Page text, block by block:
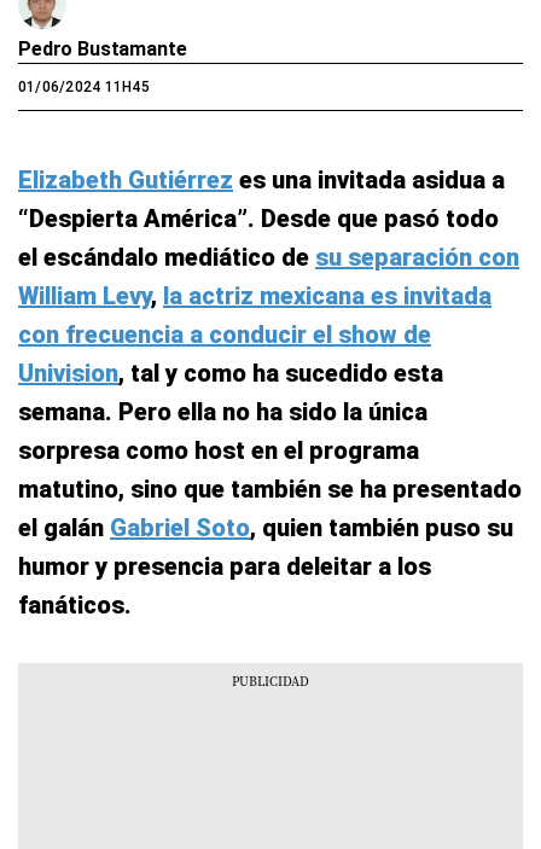
Pedro Bustamante
01/06/2024 11H45
Elizabeth Gutiérrez es una invitada asidua a
“Despierta América”. Desde que pasó todo
el escándalo mediático de su separación con
William Levy, la actriz mexicana es invitada
con frecuencia a conducir el show de
Univision, tal y como ha sucedido esta
semana. Pero ella no ha sido la única
sorpresa como host en el programa
matutino, sino que también se ha presentado
el galán Gabriel Soto, quien también puso su
humor y presencia para deleitar a los
fanáticos.